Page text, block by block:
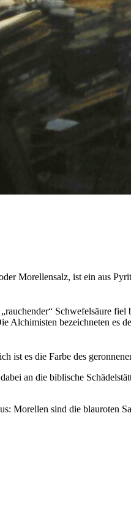
Morellensalz, ist ein aus
Schwefelsäure
bezeichneten es
ist es die Farbe des
an die biblische
Morellen sind die blauroten